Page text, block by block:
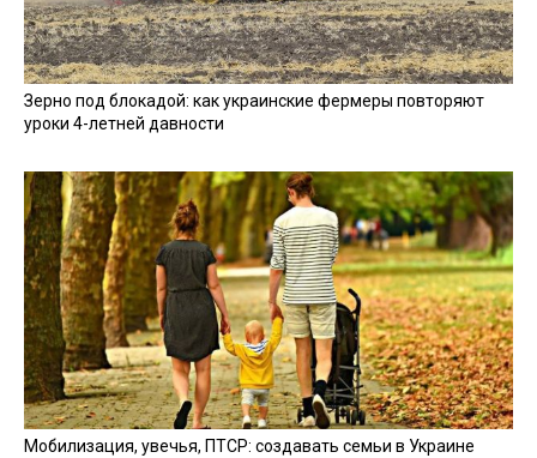
Зерно под блокадой: как украинские фермеры повторяют
уроки 4-летней давности
Мобилизация, увечья, ПТСР: создавать семьи в Украине